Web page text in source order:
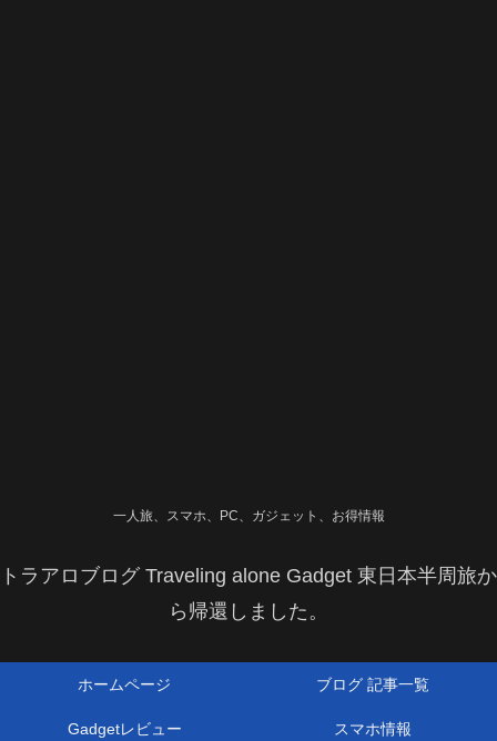
一人旅、スマホ、PC、ガジェット、お得情報
トラアロブログ Traveling alone Gadget 東日本半周旅か
ら帰還しました。
ホームページ ブログ 記事一覧
Gadgetレビュー スマホ情報